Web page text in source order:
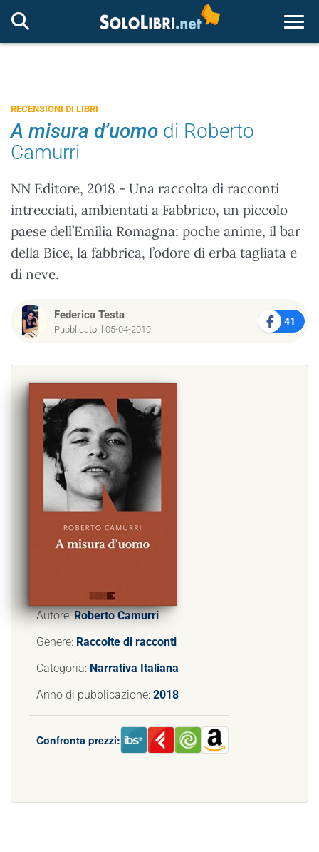
RECENSIONI DI LIBRI
A misura d’uomo di Roberto
Camurri
NN Editore, 2018 - Una raccolta di racconti
intrecciati, ambientati a Fabbrico, un piccolo
paese dell’Emilia Romagna: poche anime, il bar
della Bice, la fabbrica, l’odore di erba tagliata e
di neve.
Federica Testa
Pubblicato il 05-04-2019
41
Autore:Roberto Camurri
Genere: Raccolte di racconti
Categoria: Narrativa Italiana
Anno di pubblicazione: 2018
Confronta prezzi: